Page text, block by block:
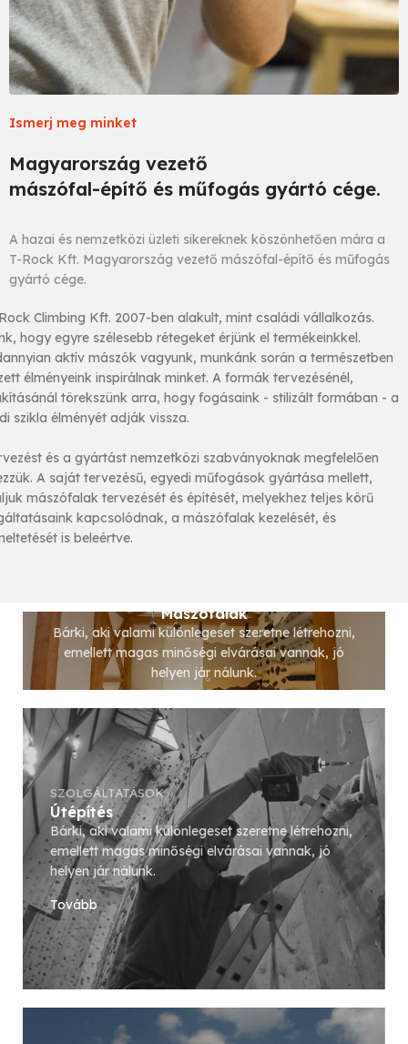
Ismerj meg minket
Magyarország vezető
mászófal-építő és műfogás gyártó cége.
A hazai és nemzetközi üzleti sikereknek köszönhetően mára a
T-Rock Kft. Magyarország vezető mászófal-építő és műfogás
gyártó cége.
Climbing Kft. 2007-ben alakult, mint családi vállalkozás.
hogy egyre szélesebb rétegeket érjünk el termékeinkkel.
aktív mászók vagyunk, munkánk során a természetben
élményeink inspirálnak minket. A formák tervezésénél,
törekszünk arra, hogy fogásaink - stilizált formában - a
szikla élményét adják vissza.
és a gyártást nemzetközi szabványoknak megfelelően
A saját tervezésű, egyedi műfogások gyártása mellett,
mászófalak tervezését és építését, melyekhez teljes körű
kapcsolódnak, a mászófalak kezelését, és
is beleértve.
Mászófalak
Bárki, aki valami különlegeset szeretne létrehozni,
emellett magas minőségi elvárásai vannak, jó
helyen jár nálunk.
Tovább
SZOLGÁLTATÁSOK
Útépítés
Bárki, aki valami különlegeset szeretne létrehozni,
emellett magas minőségi elvárásai vannak, jó
helyen jár nálunk.
Tovább